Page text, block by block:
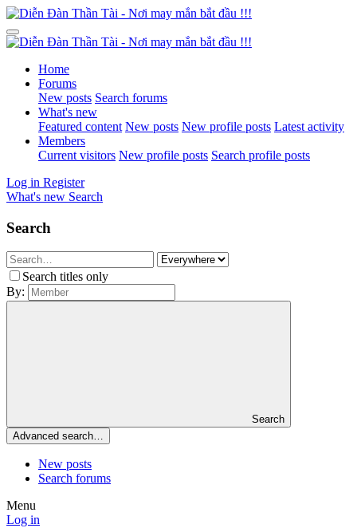
Home
Forums
New posts Search forums
What's new
Featured content New posts New profile posts Latest activity
Members
Current visitors New profile posts Search profile posts
Log in Register
What's new Search
Search
Search titles only
By:
Search
Advanced search…
New posts
Search forums
Menu
Log in